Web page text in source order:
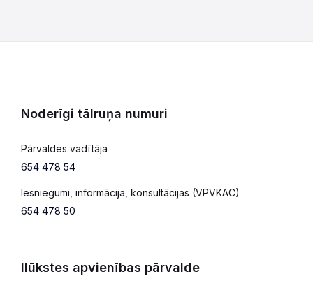
Noderīgi tālruņa numuri
Pārvaldes vadītāja
654 478 54
Iesniegumi, informācija, konsultācijas (VPVKAC)
654 478 50
Ilūkstes apvienības pārvalde